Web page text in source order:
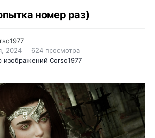
номер раз)
2024
624 просмотра
изображений Corso1977